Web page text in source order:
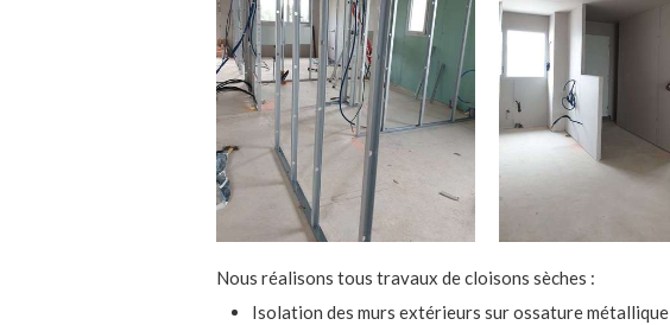
Nous réalisons tous travaux de cloisons sèches :
Isolation des murs extérieurs sur ossature métallique